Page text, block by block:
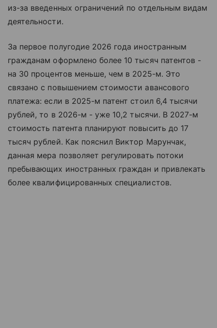
из-за введенных ограничений по отдельным видам
деятельности.
За первое полугодие 2026 года иностранным
гражданам оформлено более 10 тысяч патентов -
на 30 процентов меньше, чем в 2025-м. Это
связано с повышением стоимости авансового
платежа: если в 2025-м патент стоил 6,4 тысячи
рублей, то в 2026-м - уже 10,2 тысячи. В 2027-м
стоимость патента планируют повысить до 17
тысяч рублей. Как пояснил Виктор Марунчак,
данная мера позволяет регулировать потоки
пребывающих иностранных граждан и привлекать
более квалифицированных специалистов.